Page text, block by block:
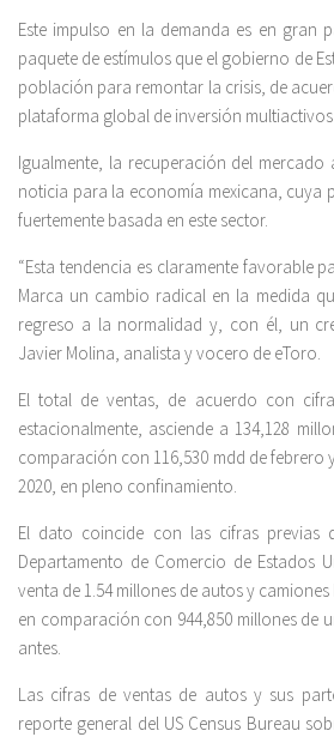
Este impulso en la demanda es en gran
paquete de estímulos que el gobierno de
población para remontar la crisis, de
plataforma global de inversión
Igualmente, la recuperación del
noticia para la economía mexicana, cuya
fuertemente basada en este sector.
“Esta tendencia es claramente favorable
Marca un cambio radical en la medida
regreso a la normalidad y, con él, un
Javier Molina, analista y vocero de eToro.
El total de ventas, de acuerdo con
estacionalmente, asciende a 134,128
comparación con 116,530 mdd de febrero
2020, en pleno confinamiento.
El dato coincide con las cifras
Departamento de Comercio de Estados
venta de 1.54 millones de autos y
en comparación con 944,850 millones de
antes.
Las cifras de ventas de autos y sus
reporte general del US Census Bureau